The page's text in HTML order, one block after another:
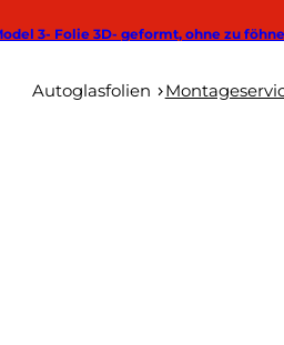
3- Folie 3D- geformt, ohne zu
Autoglasfolien